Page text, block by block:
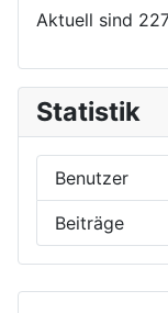
Aktuell sind
Statistik
Benutzer
Beiträge